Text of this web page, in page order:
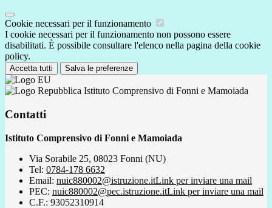
Cookie necessari per il funzionamento
I cookie necessari per il funzionamento non possono essere
disabilitati. È possibile consultare l'elenco nella pagina della cookie
policy.
Accetta tutti Salva le preferenze
Istituto Comprensivo di Fonni e Mamoiada
Contatti
Istituto Comprensivo di Fonni e Mamoiada
Via Sorabile 25, 08023 Fonni (NU)
Tel: 0784-178 6632
Email: nuic880002@istruzione.itLink per inviare una mail
PEC: nuic880002@pec.istruzione.itLink per inviare una mail
C.F.: 93052310914